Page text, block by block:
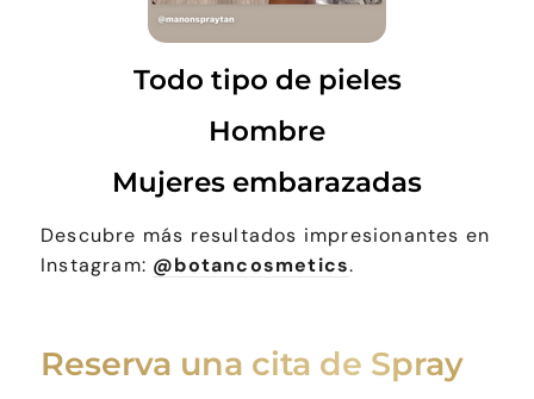
Todo tipo de pieles
Hombre
Mujeres embarazadas
Descubre más resultados impresionantes en
Instagram: @botancosmetics.
Reserva una cita de Spray